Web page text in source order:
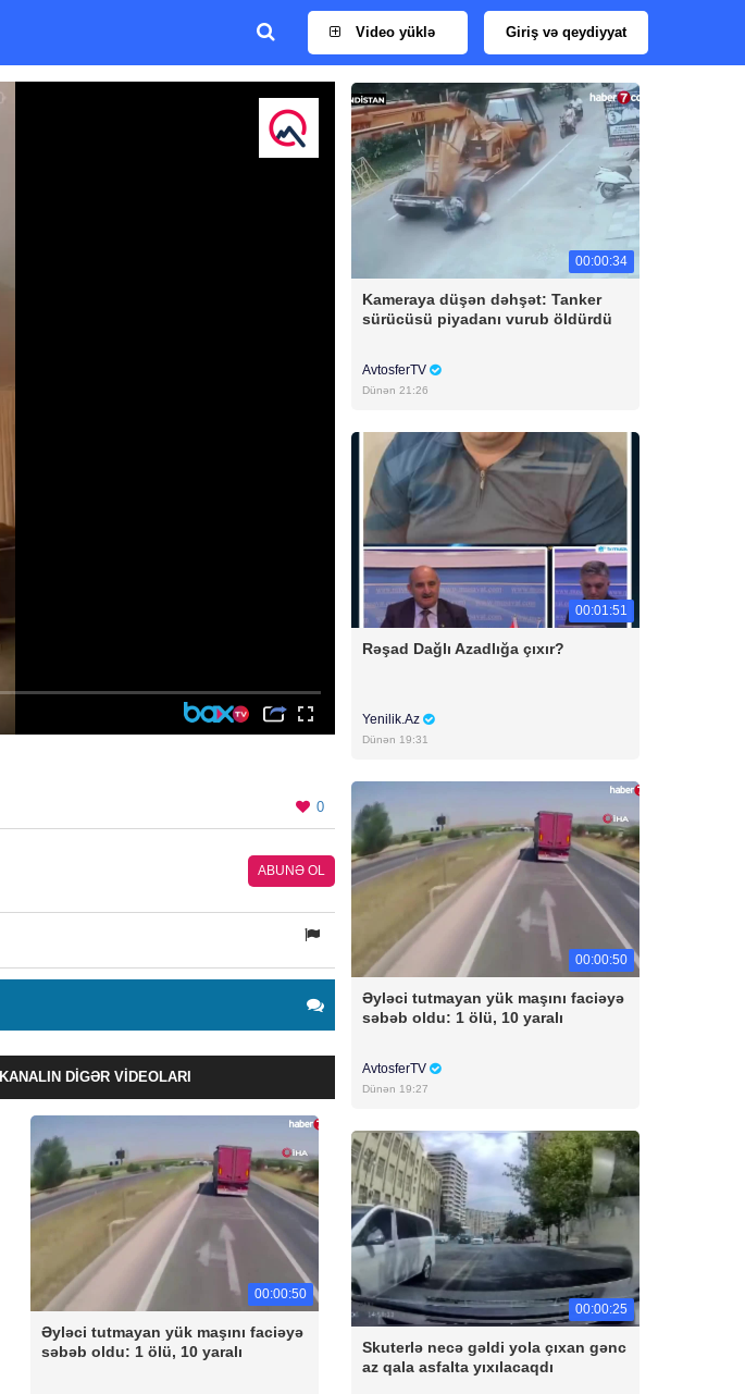
Video yüklə Giriş və qeydiyyat
0
ABUNƏ OL
KANALIN DIGƏR VIDEOLARI
00:00:50
Əyləci tutmayan yük maşını faciəyə
səbəb oldu: 1 ölü, 10 yaralı
00:00:34
Kameraya düşən dəhşət: Tanker
sürücüsü piyadanı vurub öldürdü
AvtosferTV
Dünən 21:26
00:01:51
Rəşad Dağlı Azadlığa çıxır?
Yenilik.Az
Dünən 19:31
00:00:50
Əyləci tutmayan yük maşını faciəyə
səbəb oldu: 1 ölü, 10 yaralı
AvtosferTV
Dünən 19:27
00:00:25
Skuterlə necə gəldi yola çıxan gənc
az qala asfalta yıxılacaqdı